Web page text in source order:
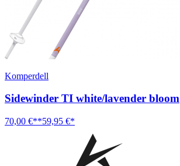
Komperdell
Sidewinder TI white/lavender bloom
70,00 €**59,95 €*